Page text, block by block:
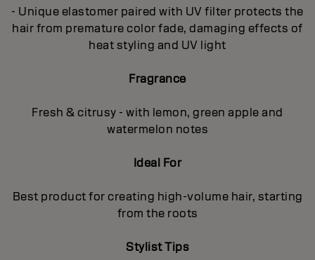
- Unique elastomer paired with UV filter protects the
hair from premature color fade, damaging effects of
heat styling and UV light
Fragrance
Fresh & citrusy - with lemon, green apple and
watermelon notes
Ideal For
Best product for creating high-volume hair, starting
from the roots
Stylist Tips